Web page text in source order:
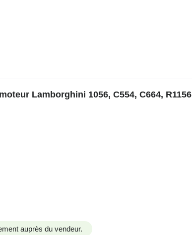
Lamborghini 1056, C554, C664, R1156
auprès du vendeur.